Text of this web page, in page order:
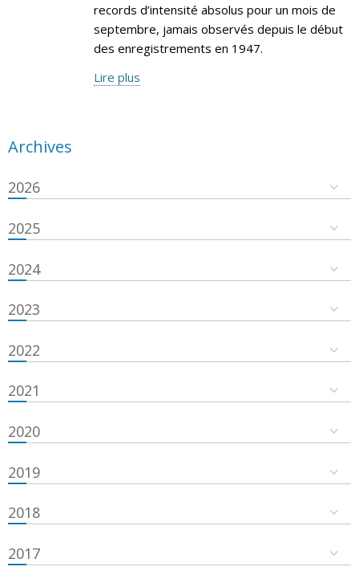
records d’intensité absolus pour un mois de
septembre, jamais observés depuis le début
des enregistrements en 1947.
Lire plus
Archives
2026
2025
2024
2023
2022
2021
2020
2019
2018
2017